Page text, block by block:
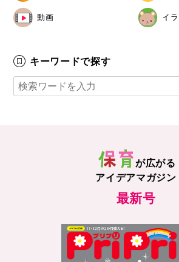
動画 イ
キーワードで探す
が広がる
アイデアマガジン
最新号